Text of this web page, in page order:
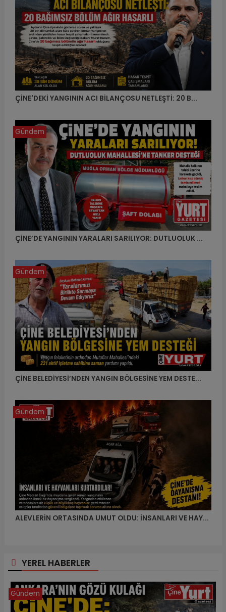
ÇİNE'DEKİ YANGININ ACI BİLANÇOSU NETLEŞTİ: 20 B...
ÇİNE’DE YANGININ YARALARI SARILIYOR: DUTLUOLUK ...
Gündem
ÇİNE BELEDİYESİ’NDEN YANGIN BÖLGESİNE YEM DESTE...
Gündem
ALEVLERİN ORTASINDA UMUT OLDU: İNSANLARI VE HAY...
Gündem
YEREL HABERLER
Gündem